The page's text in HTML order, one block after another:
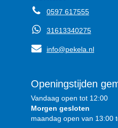
0597 617555
31613340275
info@pekela.nl
Openingstijden
Vandaag open tot 12:00
Morgen gesloten
maandag open van 13:00